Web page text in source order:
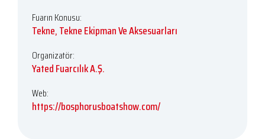
Fuarın Konusu:
Tekne, Tekne Ekipman Ve Aksesuarları
Organizatör:
Yated Fuarcılık A.Ş.
Web:
https://bosphorusboatshow.com/